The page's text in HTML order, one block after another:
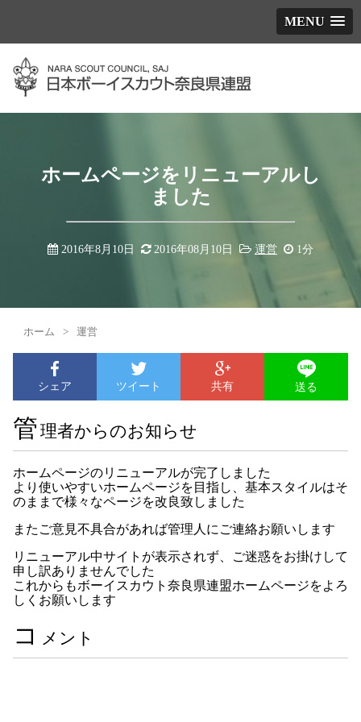
MENU
ホームページをリニューアルし
ました
2016年8月10日 2016年08月10日 運営 1分
ホーム > 運営
シェア ツイート 共有 送る
管理者からのお知らせ
ホームページのリニューアルが完了しました
より使いやすいホームページを目指し、基本スタイルはそ
のままで様々なページを改良致しました
またご意見不具合があれば管理人にご連絡お願いします
リニューアル中サイトが表示されず、ご迷惑をお掛けして
申し訳ありませんでした
これからもボーイスカウト奈良県連盟ホームページをよろ
しくお願いします
コ メント